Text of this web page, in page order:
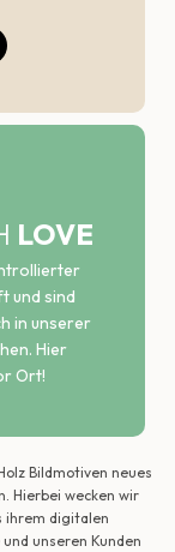
LOVE
und sind
in unserer
Hier
Ort!
Bildmotiven neues
Hierbei wecken wir
ihrem digitalen
unseren Kunden